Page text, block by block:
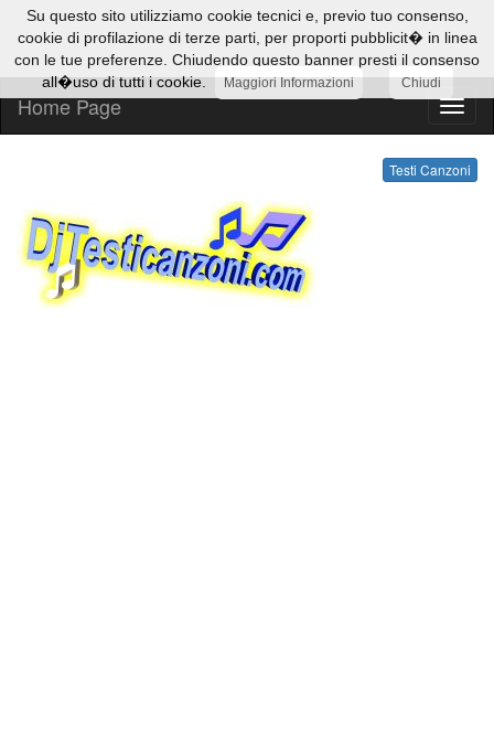
Testi
Home Page
Testi Canzoni
Su questo sito utilizziamo cookie tecnici e, previo tuo consenso,
cookie di profilazione di terze parti, per proporti pubblicit� in linea
con le tue preferenze. Chiudendo questo banner presti il consenso
all�uso di tutti i cookie.
Maggiori Informazioni Chiudi